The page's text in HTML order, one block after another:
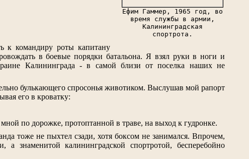
Ефим Гаммер, 1965 год, во
время службы в армии,
Калининградская
спортрота.
к командиру роты капитану
в боевые порядки батальона. Я взял руки в ноги и
Калининграда - в самой близи от поселка наших не
булькающего спросонья животиком. Выслушав мой рапорт
его в кроватку:
по дорожке, протоптанной в траве, на выход к гудронке.
тоже не пыхтел сзади, хотя боксом не занимался. Впрочем,
знаменитой калининградской спортротой, бесперебойно